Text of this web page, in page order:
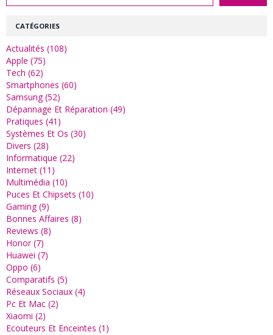
CATÉGORIES
Actualités (108)
Apple (75)
Tech (62)
Smartphones (60)
Samsung (52)
Dépannage Et Réparation (49)
Pratiques (41)
Systèmes Et Os (30)
Divers (28)
Informatique (22)
Internet (11)
Multimédia (10)
Puces Et Chipsets (10)
Gaming (9)
Bonnes Affaires (8)
Reviews (8)
Honor (7)
Huawei (7)
Oppo (6)
Comparatifs (5)
Réseaux Sociaux (4)
Pc Et Mac (2)
Xiaomi (2)
Ecouteurs Et Enceintes (1)